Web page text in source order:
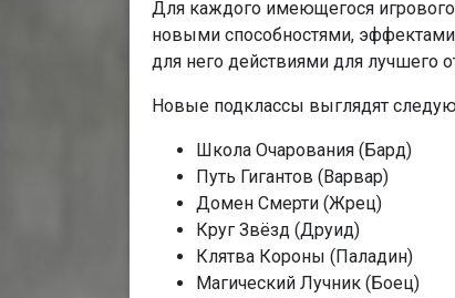
Для каждого имеющегося
новыми способностями,
для него действиями для лучшего
Новые подклассы выглядят
Школа Очарования (Бард)
Путь Гигантов (Варвар)
Домен Смерти (Жрец)
Круг Звёзд (Друид)
Клятва Короны (Паладин)
Магический Лучник (Боец)